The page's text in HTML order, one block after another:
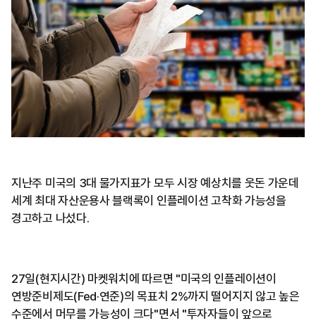
지난주 미국의 3대 물가지표가 모두 시장 예상치를 웃돈 가운데
세계 최대 자산운용사 블랙록이 인플레이션 고착화 가능성을
경고하고 나섰다.
27일(현지시간) 마켓워치에 따르면 "미국의 인플레이션이
연방준비제도(Fed·연준)의 목표치 2%까지 떨어지지 않고 높은
수준에서 머무를 가능성이 크다"면서 "투자자들이 앞으로